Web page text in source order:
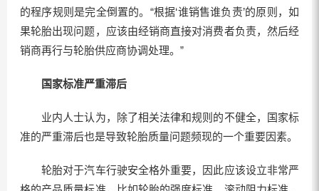
的程序规则是完全倒置的。“根据‘谁销售谁负责’的原则，如
果轮胎出现问题，应该由经销商直接对消费者负责，然后经
销商再行与轮胎供应商协调处理。”
国家标准严重滞后
业内人士认为，除了相关法律和规则的不健全，国家标
准的严重滞后也是导致轮胎质量问题频现的一个重要因素。
轮胎对于汽车行驶安全格外重要，因此应该设立非常严